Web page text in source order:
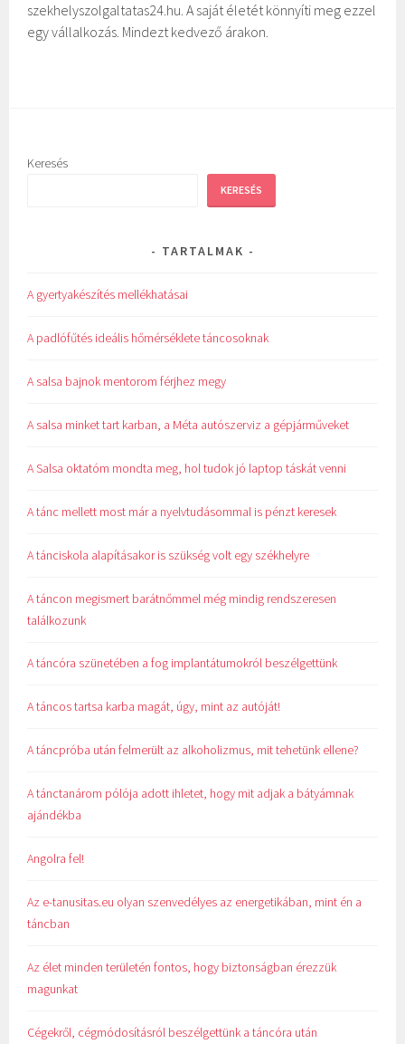
szekhelyszolgaltatas24.hu. A saját életét könnyíti meg ezzel
egy vállalkozás. Mindezt kedvező árakon.
Keresés
KERESÉS
TARTALMAK
A gyertyakészítés mellékhatásai
A padlófűtés ideális hőmérséklete táncosoknak
A salsa bajnok mentorom férjhez megy
A salsa minket tart karban, a Méta autószerviz a gépjárműveket
A Salsa oktatóm mondta meg, hol tudok jó laptop táskát venni
A tánc mellett most már a nyelvtudásommal is pénzt keresek
A tánciskola alapításakor is szükség volt egy székhelyre
A táncon megismert barátnőmmel még mindig rendszeresen
találkozunk
A táncóra szünetében a fog implantátumokról beszélgettünk
A táncos tartsa karba magát, úgy, mint az autóját!
A táncpróba után felmerült az alkoholizmus, mit tehetünk ellene?
A tánctanárom pólója adott ihletet, hogy mit adjak a bátyámnak
ajándékba
Angolra fel!
Az e-tanusitas.eu olyan szenvedélyes az energetikában, mint én a
táncban
Az élet minden területén fontos, hogy biztonságban érezzük
magunkat
Cégekről, cégmódosításról beszélgettünk a táncóra után